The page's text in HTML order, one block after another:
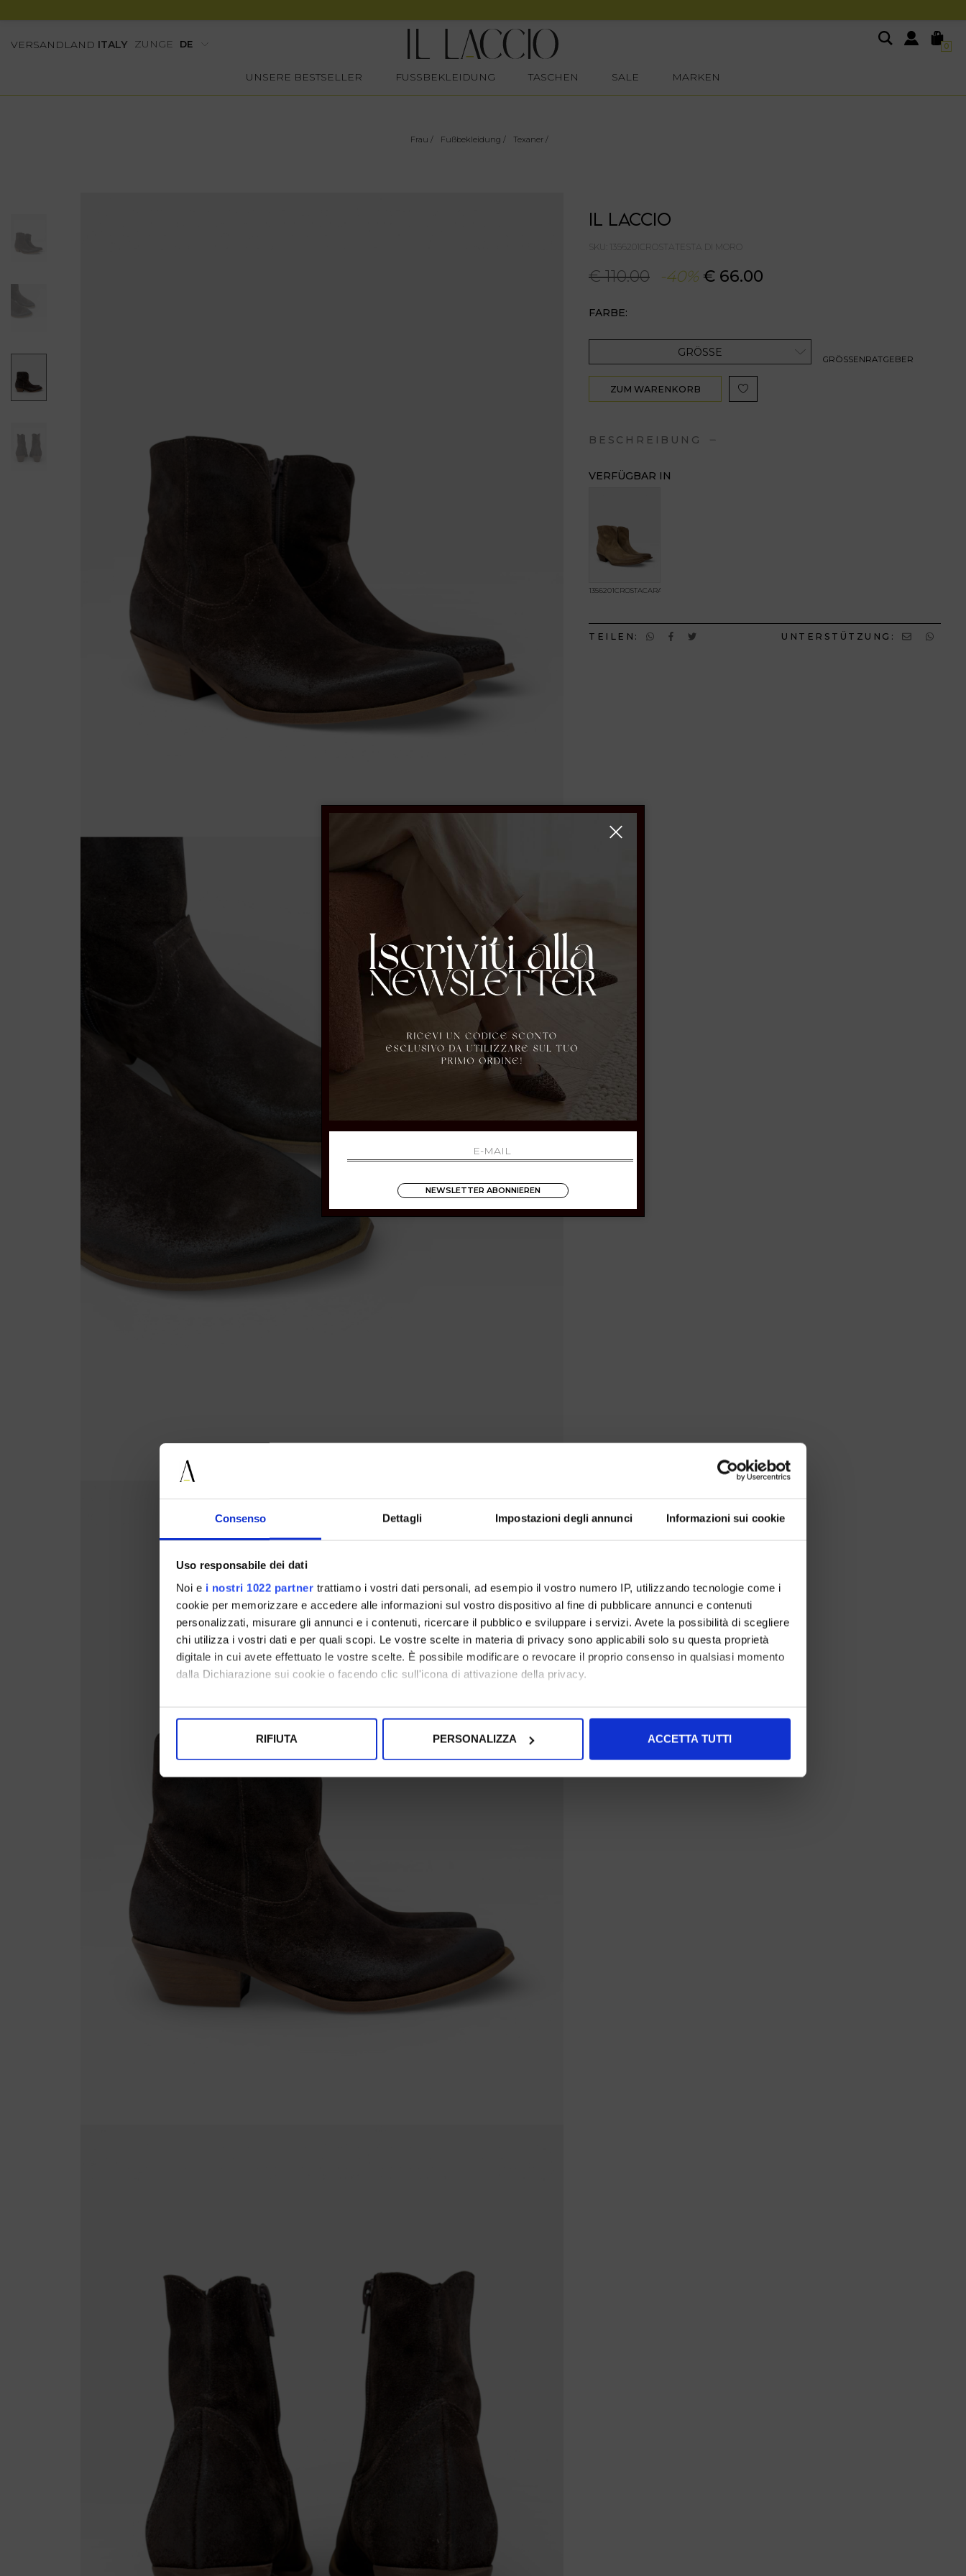
Consenso Dettagli Impostazioni degli annunci Informazioni sui cookie
Uso responsabile dei dati
Noi e i nostri 1022 partner trattiamo i vostri dati personali, ad esempio il vostro numero IP, utilizzando tecnologie come i
cookie per memorizzare e accedere alle informazioni sul vostro dispositivo al fine di pubblicare annunci e contenuti
personalizzati, misurare gli annunci e i contenuti, ricercare il pubblico e sviluppare i servizi. Avete la possibilità di scegliere
chi utilizza i vostri dati e per quali scopi. Le vostre scelte in materia di privacy sono applicabili solo su questa proprietà
digitale in cui avete effettuato le vostre scelte. È possibile modificare o revocare il proprio consenso in qualsiasi momento
dalla Dichiarazione sui cookie o facendo clic sull'icona di attivazione della privacy.
Con il tuo consenso, vorremmo anche:
Identificare il tuo dispositivo, scansionandolo attivamente alla ricerca di caratteristiche specifiche (impronte
digitali).
Utilizziamo i cookie per personalizzare contenuti ed annunci, per fornire funzionalità dei social media e per analizzare il
nostro traffico. Condividiamo inoltre informazioni sul modo in cui utilizza il nostro sito con i nostri partner che si occupano
di analisi dei dati web, pubblicità e social media, i quali potrebbero combinarle con altre informazioni che ha fornito loro o
che hanno raccolto dal suo utilizzo dei loro servizi.
RIFIUTA PERSONALIZZA ACCETTA TUTTI
VERSANDLAND ITALY ZUNGE 0
UNSERE BESTSELLER FUSSBEKLEIDUNG TASCHEN SALE MARKEN
Frau / Fußbekleidung / Texaner /
IL LACCIO
SKU: 1356201CROSTATESTA DI MORO
€ 110.00 -40% € 66.00
FARBE:
GRÖSSENRATGEBER
GRÖSSE
ZUM WARENKORB
BESCHREIBUNG
VERFÜGBAR IN
1356201CROSTACARAMEL
TEILEN: UNTERSTÜTZUNG:
NEWSLETTER ABONNIEREN